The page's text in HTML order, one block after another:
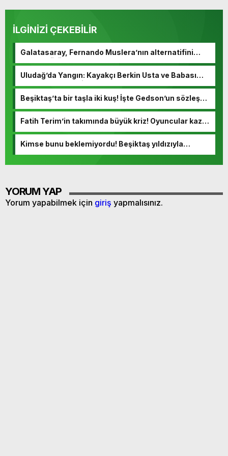
İLGİNİZİ ÇEKEBİLİR
Galatasaray, Fernando Muslera’nın alternatifini
buldu! Görüşmeler başladı
Uludağ’da Yangın: Kayakçı Berkin Usta ve Babası
Hayatını Kaybetti
Beşiktaş’ta bir taşla iki kuş! İşte Gedson’un sözleşme
Fatih Terim’in takımında büyük kriz! Oyuncular kazan
Kimse bunu beklemiyordu! Beşiktaş yıldızıyla
YORUM YAP
Yorum yapabilmek için giriş yapmalısınız.